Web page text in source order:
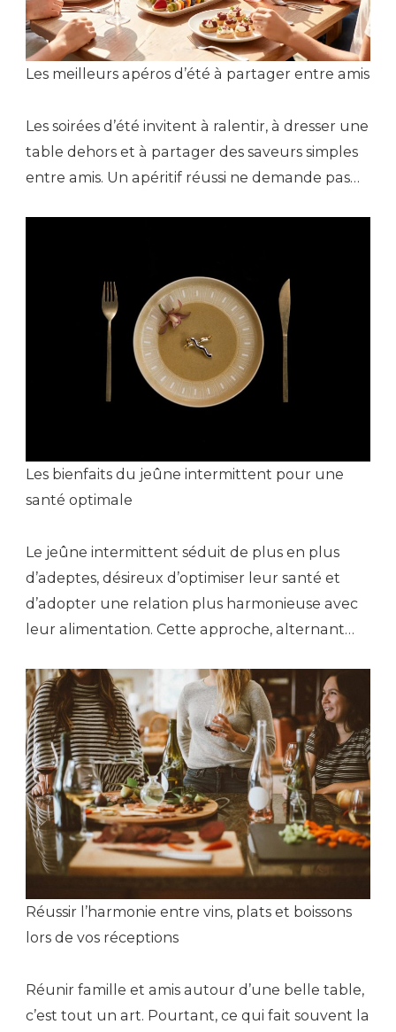
Les meilleurs apéros d’été à partager entre amis
Les soirées d’été invitent à ralentir, à dresser une
table dehors et à partager des saveurs simples
entre amis. Un apéritif réussi ne demande pas…
Les bienfaits du jeûne intermittent pour une
santé optimale
Le jeûne intermittent séduit de plus en plus
d’adeptes, désireux d’optimiser leur santé et
d’adopter une relation plus harmonieuse avec
leur alimentation. Cette approche, alternant…
Réussir l’harmonie entre vins, plats et boissons
lors de vos réceptions
Réunir famille et amis autour d’une belle table,
c’est tout un art. Pourtant, ce qui fait souvent la